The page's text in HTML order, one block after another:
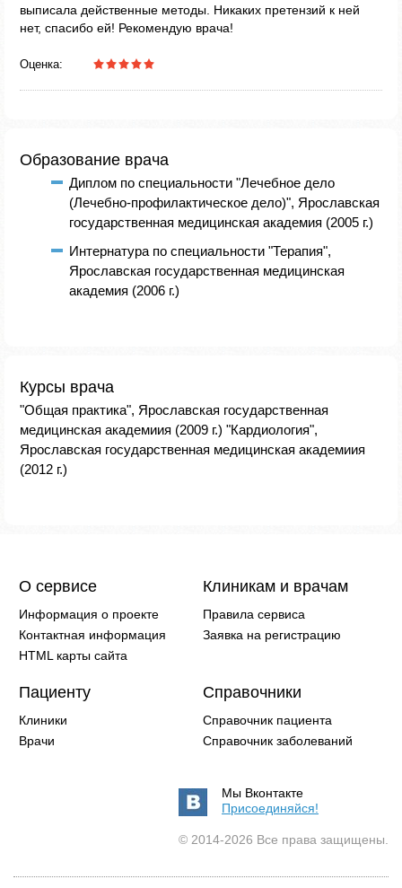
выписала действенные методы. Никаких претензий к ней
нет, спасибо ей! Рекомендую врача!
Оценка:
Образование врача
Диплом по специальности "Лечебное дело
(Лечебно-профилактическое дело)", Ярославская
государственная медицинская академия (2005 г.)
Интернатура по специальности "Терапия",
Ярославская государственная медицинская
академия (2006 г.)
Курсы врача
"Общая практика", Ярославская государственная
медицинская академиия (2009 г.) "Кардиология",
Ярославская государственная медицинская академиия
(2012 г.)
О сервисе
Информация о проекте
Контактная информация
HTML карты сайта
Клиникам и врачам
Правила сервиса
Заявка на регистрацию
Пациенту
Клиники
Врачи
Справочники
Справочник пациента
Справочник заболеваний
Мы Вконтакте
Присоединяйся!
© 2014-2026 Все права защищены.